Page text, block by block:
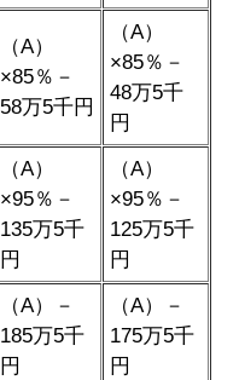
（A）
×85％－
58万5千円
（A）
×85％－
48万5千
円
（A）
×95％－
135万5千
円
（A）
×95％－
125万5千
円
（A）－
185万5千
円
（A）－
175万5千
円